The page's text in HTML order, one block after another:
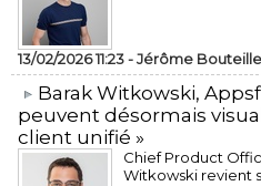
13/02/2026 11:23 -Jérôme
​Barak Witkowski,
peuvent désormais
client unifié »
Chief Product
Witkowski revient